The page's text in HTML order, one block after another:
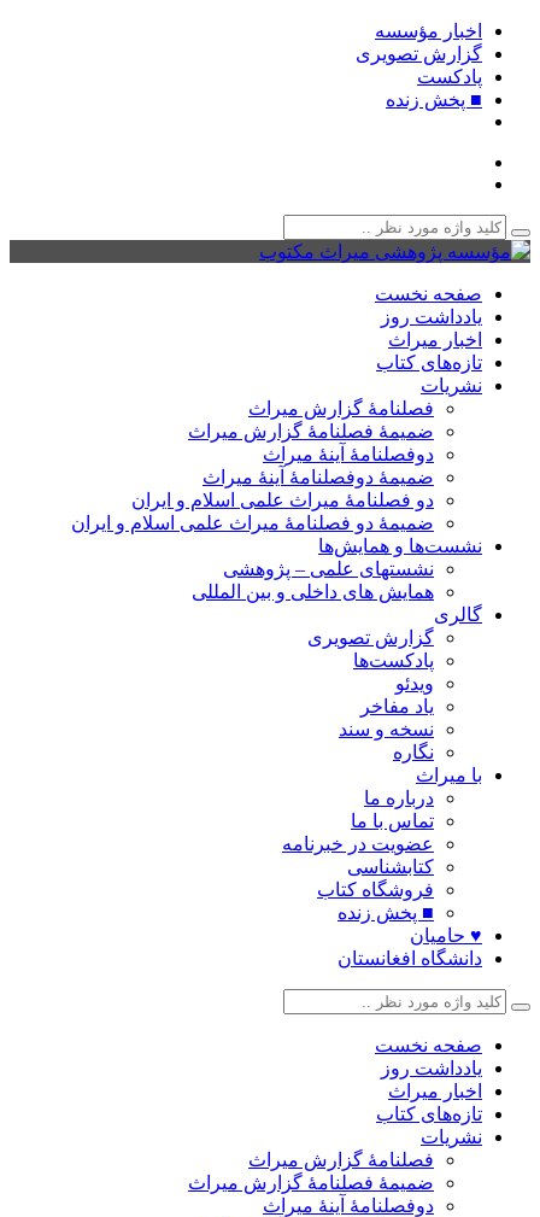
اخبار مؤسسه
گزارش تصویری
پادکست‌
■ پخش زنده
صفحه نخست
یادداشت روز
اخبار میراث
تازه‌های کتاب
نشریات
فصلنامۀ گزارش میراث
ضمیمۀ فصلنامۀ گزارش میراث
دوفصلنامۀ آینۀ میراث
ضمیمۀ دوفصلنامۀ آینۀ میراث
دو فصلنامۀ میراث علمی اسلام و ایران
ضمیمۀ دو فصلنامۀ میراث علمی اسلام و ایران
نشست‌ها و همایش‌ها
نشستهای علمی – پژوهشی
همایش های داخلی و بین المللی
گالری
گزارش تصویری
پادکست‌ها
ویدئو
یاد مفاخر
نسخه و سند
نگاره
با میراث
درباره ما
تماس با ما
عضویت در خبرنامه
کتابشناسی
فروشگاه کتاب
■ پخش زنده
♥ حامیان
دانشگاه افغانستان
صفحه نخست
یادداشت روز
اخبار میراث
تازه‌های کتاب
نشریات
فصلنامۀ گزارش میراث
ضمیمۀ فصلنامۀ گزارش میراث
دوفصلنامۀ آینۀ میراث